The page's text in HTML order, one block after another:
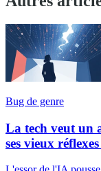
Bug de genre
La tech veut un
ses vieux réflexes